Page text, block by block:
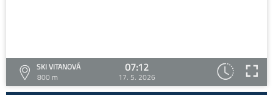
SKI VITANOVÁ
800 m
07:12
17. 5. 2026